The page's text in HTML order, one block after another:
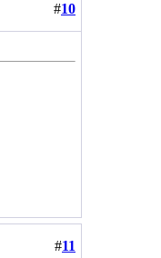
#10
#11